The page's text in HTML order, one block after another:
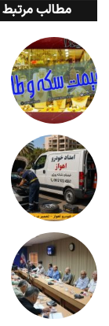
مطالب مرتبط